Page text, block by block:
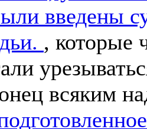
введены
, которые
всяким